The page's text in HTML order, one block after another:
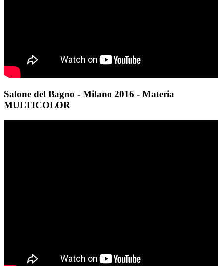
Salone del Bagno - Milano 2016 - Materia
MULTICOLOR